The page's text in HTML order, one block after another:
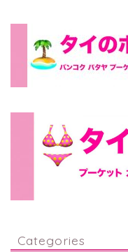
Categories